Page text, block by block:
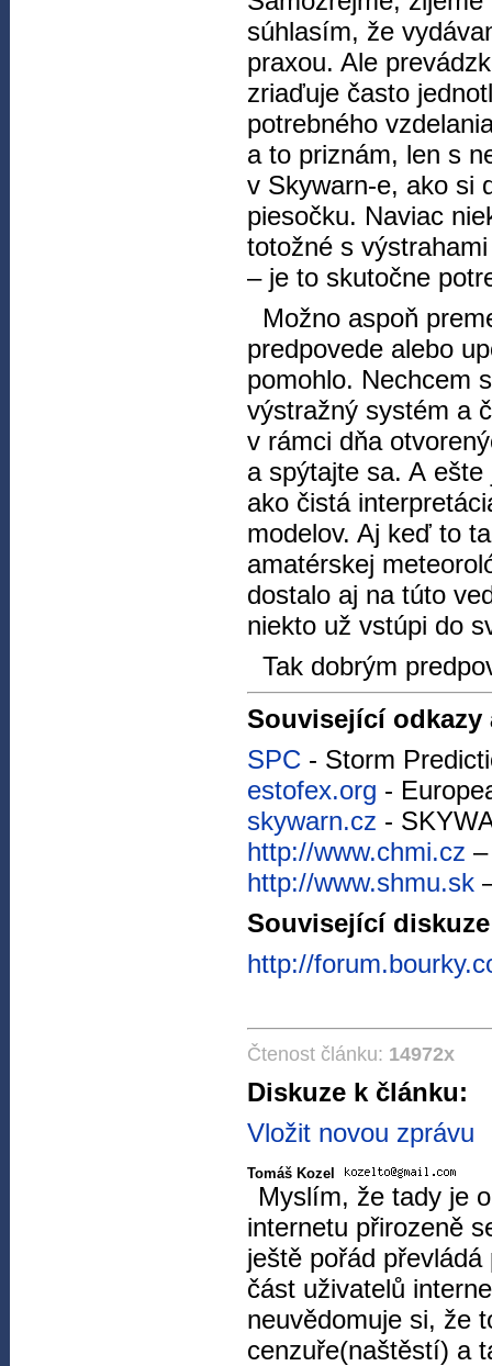
súhlasím, že
praxou. Ale
zriaďuje často
potrebného
a to priznám, len s
v Skywarn-e, ako si
piesočku. Naviac
totožné s
– je to skutočne
Možno aspoň
predpovede alebo
pomohlo. Nechcem
výstražný systém a
v rámci dňa
a spýtajte sa. A
ako čistá
modelov. Aj keď to
amatérskej
dostalo aj na túto
niekto už vstúpi do
Tak dobrým
Související odkazy
SPC - Storm
estofex.org -
skywarn.cz -
http://www.chmi.cz
http://www.shmu.sk
Související
http://
Čtenost článku: 14972x
Diskuze k článku:
Vložit novou zprávu
Tomáš Kozel
Myslím, že tady je
internetu přirozeně
ještě pořád
část uživatelů
neuvědomuje si, že
cenzuře(naštěstí) a